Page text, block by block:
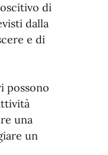
di
dalla
e di
possono
una
un